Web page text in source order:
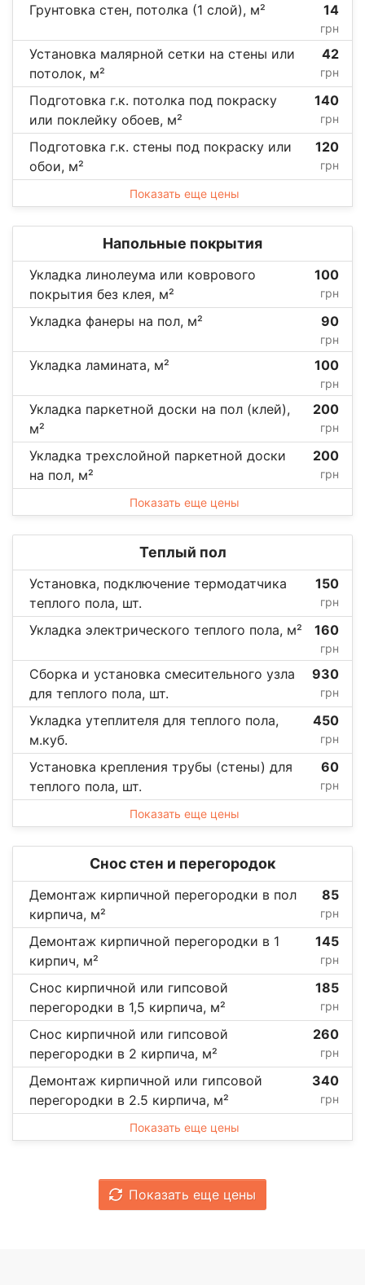
Грунтовка стен, потолка (1 слой), м² 14
грн
Установка малярной сетки на стены или
потолок, м²
42
грн
Подготовка г.к. потолка под покраску
или поклейку обоев, м²
140
грн
Подготовка г.к. стены под покраску или
обои, м²
120
грн
Показать еще цены
Напольные покрытия
Укладка линолеума или коврового
покрытия без клея, м²
100
грн
Укладка фанеры на пол, м² 90
грн
Укладка ламината, м² 100
грн
Укладка паркетной доски на пол (клей),
м²
200
грн
Укладка трехслойной паркетной доски
на пол, м²
200
грн
Показать еще цены
Теплый пол
Установка, подключение термодатчика
теплого пола, шт.
150
грн
Укладка электрического теплого пола, м² 160
грн
Сборка и установка смесительного узла
для теплого пола, шт.
930
грн
Укладка утеплителя для теплого пола,
м.куб.
450
грн
Установка крепления трубы (стены) для
теплого пола, шт.
60
грн
Показать еще цены
Снос стен и перегородок
Демонтаж кирпичной перегородки в пол
кирпича, м²
85
грн
Демонтаж кирпичной перегородки в 1
кирпич, м²
145
грн
Снос кирпичной или гипсовой
перегородки в 1,5 кирпича, м²
185
грн
Снос кирпичной или гипсовой
перегородки в 2 кирпича, м²
260
грн
Демонтаж кирпичной или гипсовой
перегородки в 2.5 кирпича, м²
340
грн
Показать еще цены
Показать еще цены